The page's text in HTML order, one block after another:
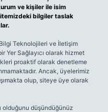
ve kişiler ile isim
bilgiler taslak
Teknolojileri ve İletişim
Yer Sağlayıcı olarak hizmet
proaktif olarak denetleme
Ancak, üyelerimiz
olup, siteye üye olarak
olduğunu düşündüğünüz